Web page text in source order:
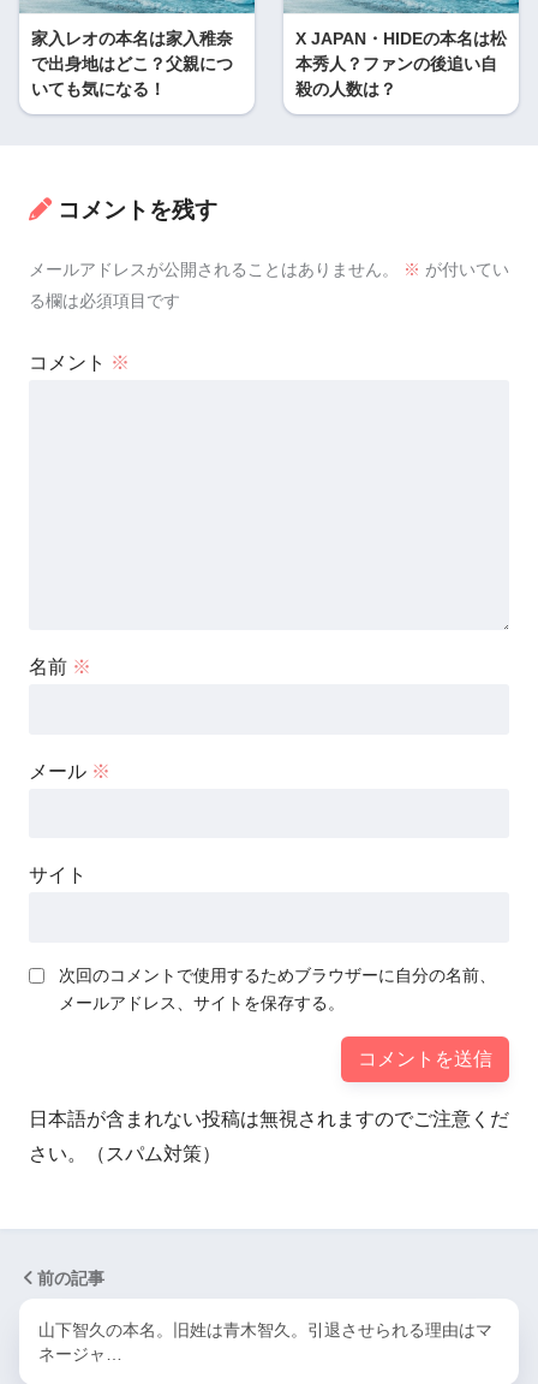
家入レオの本名は家入稚奈
で出身地はどこ？父親につ
いても気になる！
X JAPAN・HIDEの本名は松
本秀人？ファンの後追い自
殺の人数は？
コメントを残す
メールアドレスが公開されることはありません。 ※ が付いてい
る欄は必須項目です
コメント ※
名前 ※
メール ※
サイト
次回のコメントで使用するためブラウザーに自分の名前、
メールアドレス、サイトを保存する。
日本語が含まれない投稿は無視されますのでご注意くだ
さい。（スパム対策）
前の記事
山下智久の本名。旧姓は青木智久。引退させられる理由はマ
ネージャ…